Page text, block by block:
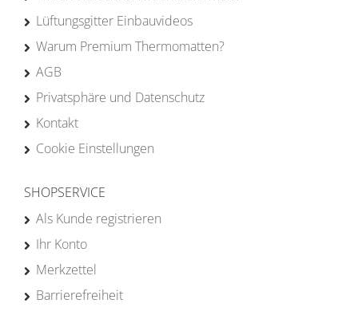
Lüftungsgitter Einbauvideos
Warum Premium Thermomatten?
AGB
Privatsphäre und Datenschutz
Kontakt
Cookie Einstellungen
SHOPSERVICE
Als Kunde registrieren
Ihr Konto
Merkzettel
Barrierefreiheit